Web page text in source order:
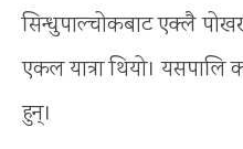
सिन्धुपाल्चोकबाट एक्लै
एकल यात्रा थियो।
हुन्।